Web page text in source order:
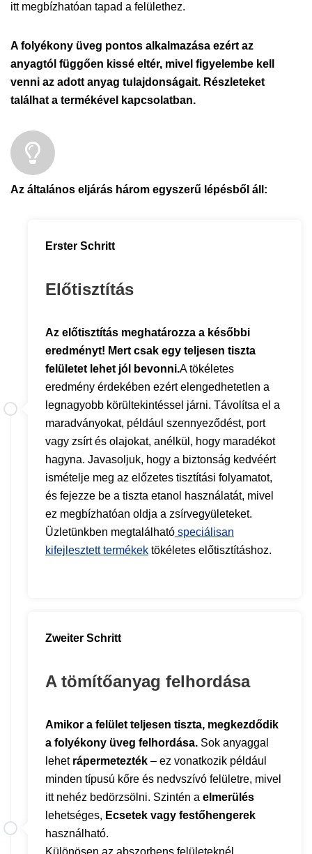
itt megbízhatóan tapad a felülethez.
A folyékony üveg pontos alkalmazása ezért az
anyagtól függően kissé eltér, mivel figyelembe kell
venni az adott anyag tulajdonságait. Részleteket
találhat a termékével kapcsolatban.
Az általános eljárás három egyszerű lépésből áll:
Erster Schritt
Előtisztítás
Az előtisztítás meghatározza a későbbi
eredményt! Mert csak egy teljesen tiszta
felületet lehet jól bevonni.A tökéletes
eredmény érdekében ezért elengedhetetlen a
legnagyobb körültekintéssel járni. Távolítsa el a
maradványokat, például szennyeződést, port
vagy zsírt és olajokat, anélkül, hogy maradékot
hagyna. Javasoljuk, hogy a biztonság kedvéért
ismételje meg az előzetes tisztítási folyamatot,
és fejezze be a tiszta etanol használatát, mivel
ez megbízhatóan oldja a zsírvegyületeket.
Üzletünkben megtalálható speciálisan
kifejlesztett termékek tökéletes előtisztításhoz.
Zweiter Schritt
A tömítőanyag felhordása
Amikor a felület teljesen tiszta, megkezdődik
a folyékony üveg felhordása. Sok anyaggal
lehetrápermetezték – ez vonatkozik például
minden típusú kőre és nedvszívó felületre, mivel
itt nehéz bedörzsölni. Szintén a elmerülés
lehetséges, Ecsetek vagy festőhengerek
használható.
Különösen az abszorbens felületeknél